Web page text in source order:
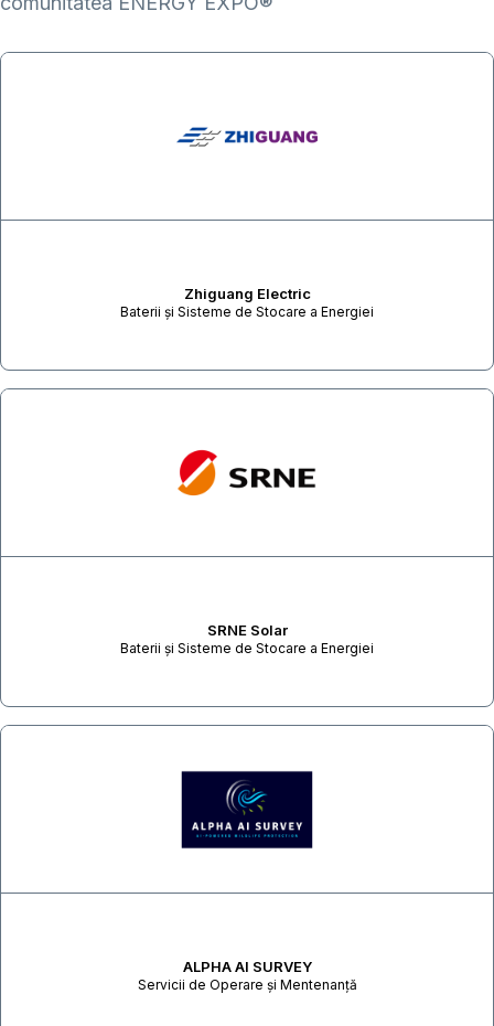
Zhiguang Electric
Baterii și Sisteme de Stocare a Energiei
SRNE Solar
Baterii și Sisteme de Stocare a Energiei
ALPHA AI SURVEY
Servicii de Operare și Mentenanță